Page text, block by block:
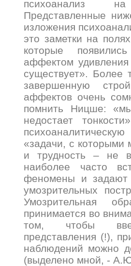
психоанализ на
Представленные
изложения
это заметки на
которые
аффектом
существует». Более
завершенную
аффектов очень
помнить Ницше:
недостает
«задачи, с которыми
и трудность – не
наиболее часто
феномены и задают
умозрительных
Умозрительная
принимается во
том, чтобы
представления (!),
наблюдений можно
(выделено мной, -